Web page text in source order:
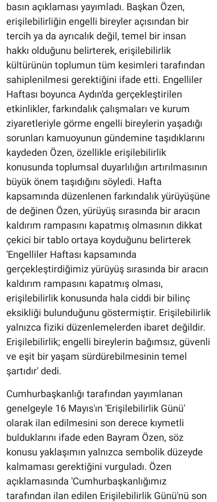
basın açıklaması yayımladı. Başkan Özen,
erişilebilirliğin engelli bireyler açısından bir
tercih ya da ayrıcalık değil, temel bir insan
hakkı olduğunu belirterek, erişilebilirlik
kültürünün toplumun tüm kesimleri tarafından
sahiplenilmesi gerektiğini ifade etti. Engelliler
Haftası boyunca Aydın'da gerçekleştirilen
etkinlikler, farkındalık çalışmaları ve kurum
ziyaretleriyle görme engelli bireylerin yaşadığı
sorunları kamuoyunun gündemine taşıdıklarını
kaydeden Özen, özellikle erişilebilirlik
konusunda toplumsal duyarlılığın artırılmasının
büyük önem taşıdığını söyledi. Hafta
kapsamında düzenlenen farkındalık yürüyüşüne
de değinen Özen, yürüyüş sırasında bir aracın
kaldırım rampasını kapatmış olmasının dikkat
çekici bir tablo ortaya koyduğunu belirterek
'Engelliler Haftası kapsamında
gerçekleştirdiğimiz yürüyüş sırasında bir aracın
kaldırım rampasını kapatmış olması,
erişilebilirlik konusunda hala ciddi bir bilinç
eksikliği bulunduğunu göstermiştir. Erişilebilirlik
yalnızca fiziki düzenlemelerden ibaret değildir.
Erişilebilirlik; engelli bireylerin bağımsız, güvenli
ve eşit bir yaşam sürdürebilmesinin temel
şartıdır' dedi.
Cumhurbaşkanlığı tarafından yayımlanan
genelgeyle 16 Mayıs'ın 'Erişilebilirlik Günü'
olarak ilan edilmesini son derece kıymetli
bulduklarını ifade eden Bayram Özen, söz
konusu yaklaşımın yalnızca sembolik düzeyde
kalmaması gerektiğini vurguladı. Özen
açıklamasında 'Cumhurbaşkanlığımız
tarafından ilan edilen Erişilebilirlik Günü'nü son